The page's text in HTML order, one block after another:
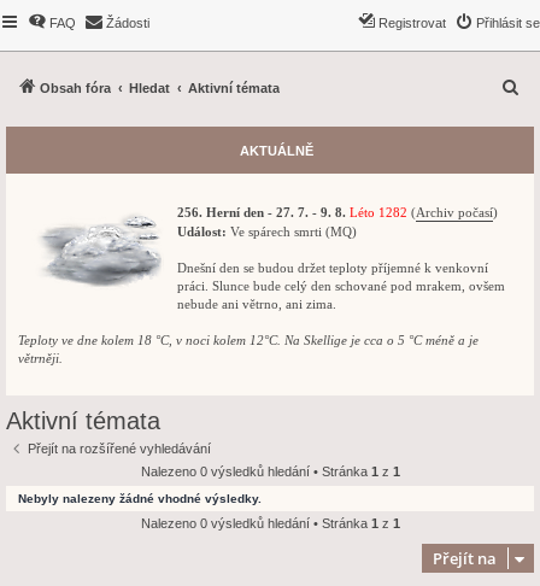
FAQ Žádosti Přihlásit se
Registrovat
Obsah fóra Hledat Aktivní témata
d
AKTUÁLNĚ
256. Herní den - 27. 7. - 9. 8. Léto 1282 (Archiv počasí)
Událost: Ve spárech smrti (MQ)
Dnešní den se budou držet teploty příjemné k venkovní
práci. Slunce bude celý den schované pod mrakem, ovšem
nebude ani větrno, ani zima.
Teploty ve dne kolem 18 °C, v noci kolem 12°C. Na Skellige je cca o 5 °C méně a je
větrněji.
Aktivní témata
Přejít na rozšířené vyhledávání
Nalezeno 0 výsledků hledání • Stránka 1 z 1
Nebyly nalezeny žádné vhodné výsledky.
Nalezeno 0 výsledků hledání • Stránka 1 z 1
Přejít na